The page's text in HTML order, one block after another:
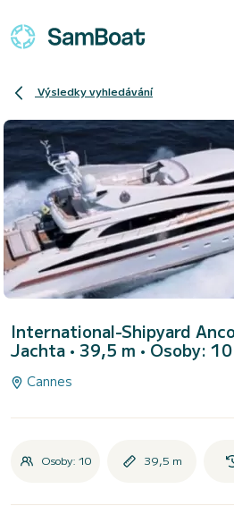
Výsledky vyhledávání
International-Shipyard
Jachta • 39,5 m • Osoby: 10
Cannes
Osoby: 10 39,5 m